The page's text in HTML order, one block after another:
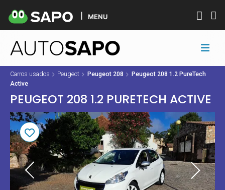
MENU
Carros usados Peugeot Peugeot 208
Peugeot 208 1.2 PureTech
Active
PEUGEOT 208 1.2 PURETECH ACTIVE